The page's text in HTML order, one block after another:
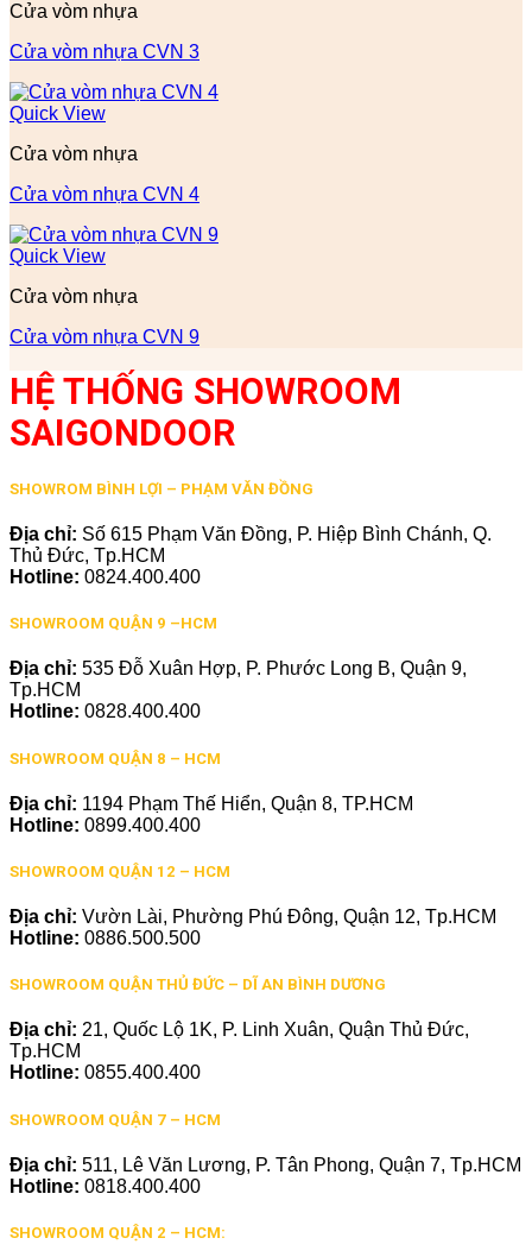
Cửa vòm nhựa
Cửa vòm nhựa CVN 3
Quick View
Cửa vòm nhựa
Cửa vòm nhựa CVN 4
Quick View
Cửa vòm nhựa
Cửa vòm nhựa CVN 9
HỆ THỐNG SHOWROOM
SAIGONDOOR
SHOWROM BÌNH LỢI – PHẠM VĂN ĐỒNG
Địa chỉ: Số 615 Phạm Văn Đồng, P. Hiệp Bình Chánh, Q.
Thủ Đức, Tp.HCM
Hotline: 0824.400.400
SHOWROOM QUẬN 9 –HCM
Địa chỉ: 535 Đỗ Xuân Hợp, P. Phước Long B, Quận 9,
Tp.HCM
Hotline: 0828.400.400
SHOWROOM QUẬN 8 – HCM
Địa chỉ: 1194 Phạm Thế Hiển, Quận 8, TP.HCM
Hotline: 0899.400.400
SHOWROOM QUẬN 12 – HCM
Địa chỉ: Vườn Lài, Phường Phú Đông, Quận 12, Tp.HCM
Hotline: 0886.500.500
SHOWROOM QUẬN THỦ ĐỨC – DĨ AN BÌNH DƯƠNG
Địa chỉ: 21, Quốc Lộ 1K, P. Linh Xuân, Quận Thủ Đức,
Tp.HCM
Hotline: 0855.400.400
SHOWROOM QUẬN 7 – HCM
Địa chỉ: 511, Lê Văn Lương, P. Tân Phong, Quận 7, Tp.HCM
Hotline: 0818.400.400
SHOWROOM QUẬN 2 – HCM: